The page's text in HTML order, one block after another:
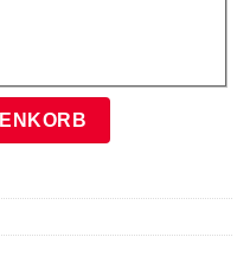
Ware) Menge